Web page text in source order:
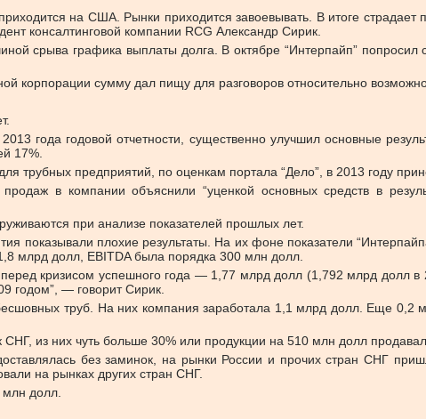
на США. Рынки приходится завоевывать. В итоге
консалтинговой компании RCG Александр Сирик.
срыва графика выплаты долга. В октябре “Интерпайп” попросил
корпорации сумму дал пищу для разговоров относительно
2013 года годовой отчетности, существенно улучшил основные
17%.
трубных предприятий, по оценкам портала “Дело”, в 2013 году
в компании объяснили “уценкой основных средств в
при анализе показателей прошлых лет.
показывали плохие результаты. На их фоне показатели
млрд долл, EBITDA была порядка 300 млн долл.
перед кризисом успешного года — 1,77 млрд долл (1,792 млрд долл
годом”, — говорит Сирик.
труб. На них компания заработала 1,1 млрд долл. Еще
из них чуть больше 30% или продукции на 510 млн долл
без заминок, на рынки России и прочих стран СНГ
на рынках других стран СНГ.
долл.